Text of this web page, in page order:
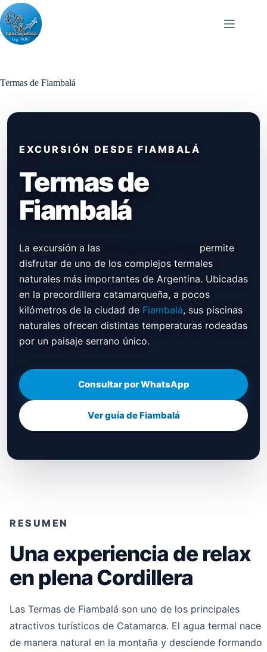
Skip
to
content
Termas de Fiambalá
EXCURSIÓN DESDE FIAMBALÁ
Termas de
Fiambalá
La excursión a las
permite
disfrutar de uno de los complejos termales
naturales más importantes de Argentina. Ubicadas
en la precordillera catamarqueña, a pocos
kilómetros de la ciudad de Fiambalá, sus piscinas
naturales ofrecen distintas temperaturas rodeadas
por un paisaje serrano único.
Consultar por WhatsApp
Ver guía de Fiambalá
RESUMEN
Una experiencia de relax
en plena Cordillera
Las Termas de Fiambalá son uno de los principales
atractivos turísticos de Catamarca. El agua termal nace
de manera natural en la montaña y desciende formando